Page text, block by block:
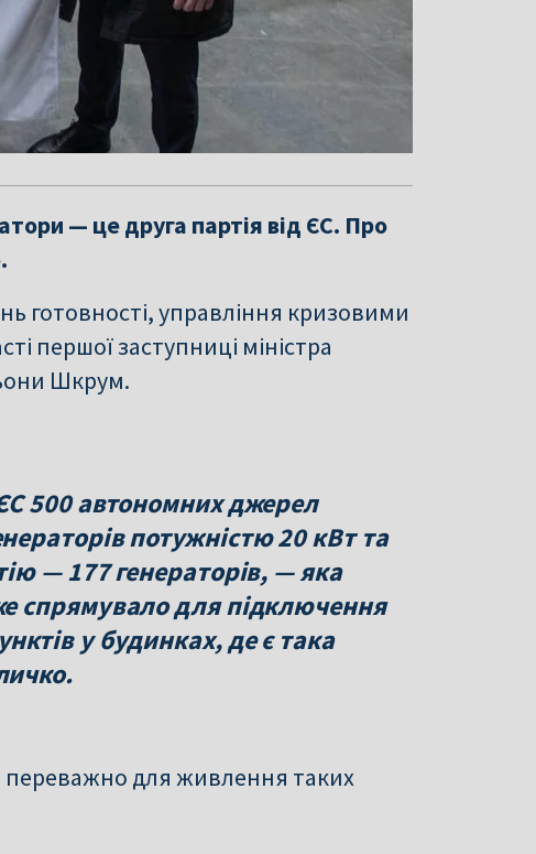
— це друга партія від ЄС. Про
готовності, управління кризовими
першої заступниці міністра
Шкрум.
500 автономних джерел
потужністю 20 кВт та
— 177 генераторів, — яка
спрямувало для підключення
у будинках, де є така
переважно для живлення таких